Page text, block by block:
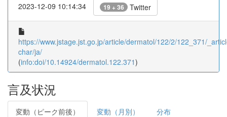
2023-12-09 10:14:34 19 + 36 Twitter
https://www.jstage.jst.go.jp/article/dermatol/122/2/122_371/
char/ja/
(info:doi/10.14924/dermatol.122.371)
言及状況
変動（ピーク前後） 変動（月別） 分布